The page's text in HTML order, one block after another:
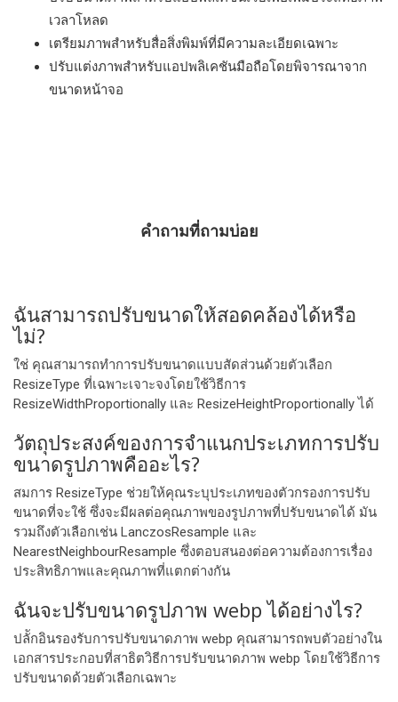
เวลาโหลด
เตรียมภาพสำหรับสื่อสิ่งพิมพ์ที่มีความละเอียดเฉพาะ
ปรับแต่งภาพสำหรับแอปพลิเคชันมือถือโดยพิจารณาจาก
ขนาดหน้าจอ
คําถามที่ถามบ่อย
ฉันสามารถปรับขนาดให้สอดคล้องได้หรือ
ไม่?
ใช่ คุณสามารถทำการปรับขนาดแบบสัดส่วนด้วยตัวเลือก
ResizeType ที่เฉพาะเจาะจงโดยใช้วิธีการ
ResizeWidthProportionally และ ResizeHeightProportionally ได้
วัตถุประสงค์ของการจำแนกประเภทการปรับ
ขนาดรูปภาพคืออะไร?
สมการ ResizeType ช่วยให้คุณระบุประเภทของตัวกรองการปรับ
ขนาดที่จะใช้ ซึ่งจะมีผลต่อคุณภาพของรูปภาพที่ปรับขนาดได้ มัน
รวมถึงตัวเลือกเช่น LanczosResample และ
NearestNeighbourResample ซึ่งตอบสนองต่อความต้องการเรื่อง
ประสิทธิภาพและคุณภาพที่แตกต่างกัน
ฉันจะปรับขนาดรูปภาพ webp ได้อย่างไร?
ปลัักอินรองรับการปรับขนาดภาพ webp คุณสามารถพบตัวอย่างใน
เอกสารประกอบที่สาธิตวิธีการปรับขนาดภาพ webp โดยใช้วิธีการ
ปรับขนาดด้วยตัวเลือกเฉพาะ